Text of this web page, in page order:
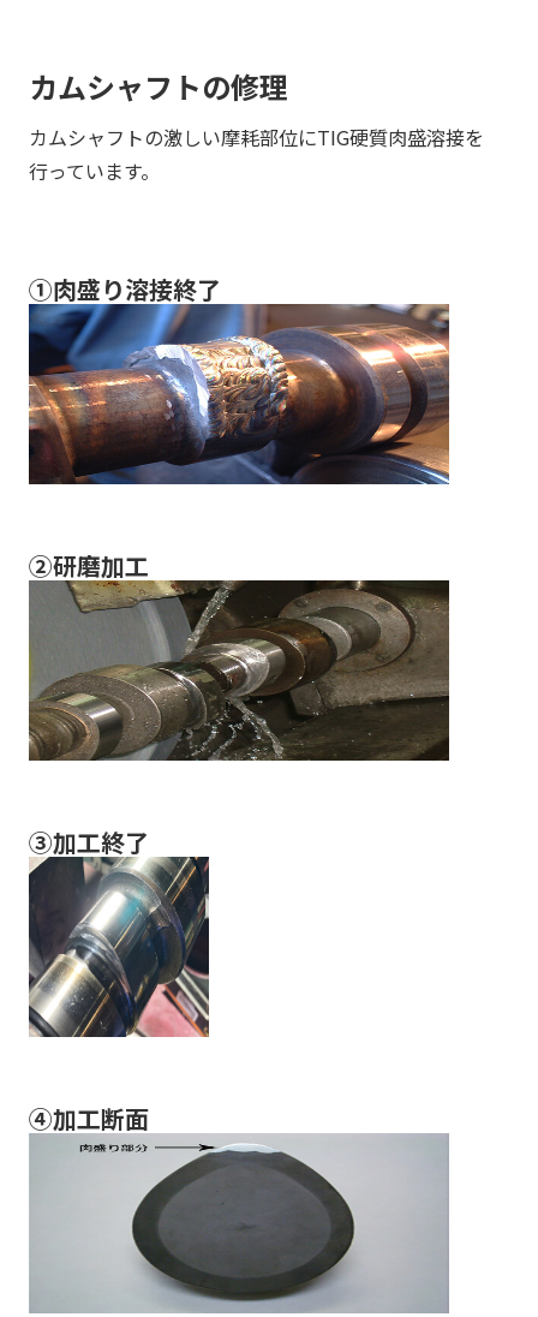
カムシャフトの修理
カムシャフトの激しい摩耗部位にTIG硬質肉盛溶接を
行っています。
①肉盛り溶接終了
②研磨加工
③加工終了
④加工断面